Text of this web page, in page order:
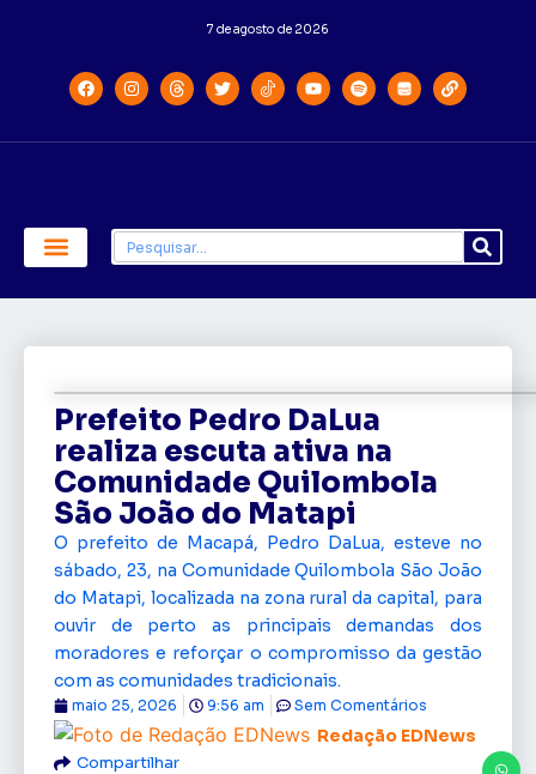
7 de agosto de 2026
Prefeito Pedro DaLua
realiza escuta ativa na
Comunidade Quilombola
São João do Matapi
O prefeito de Macapá, Pedro DaLua, esteve no
sábado, 23, na Comunidade Quilombola São João
do Matapi, localizada na zona rural da capital, para
ouvir de perto as principais demandas dos
moradores e reforçar o compromisso da gestão
com as comunidades tradicionais.
Redação EDNews
maio 25, 2026 9:56 am Sem Comentários
Compartilhar